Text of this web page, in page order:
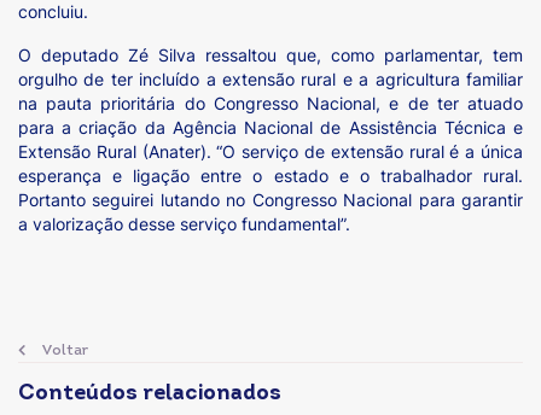
concluiu.
O deputado Zé Silva ressaltou que, como parlamentar, tem
orgulho de ter incluído a extensão rural e a agricultura familiar
na pauta prioritária do Congresso Nacional, e de ter atuado
para a criação da Agência Nacional de Assistência Técnica e
Extensão Rural (Anater). “O serviço de extensão rural é a única
esperança e ligação entre o estado e o trabalhador rural.
Portanto seguirei lutando no Congresso Nacional para garantir
a valorização desse serviço fundamental”.
Voltar
Conteúdos relacionados